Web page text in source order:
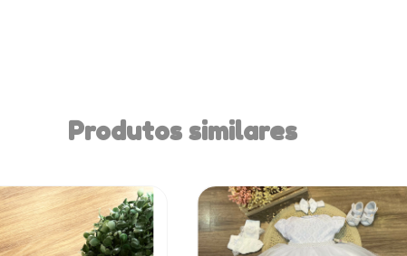
Produtos similares